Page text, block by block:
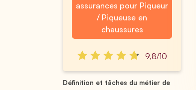
assurances pour Piqueur
/ Piqueuse en
chaussures
9,8/10
Définition et tâches du métier de